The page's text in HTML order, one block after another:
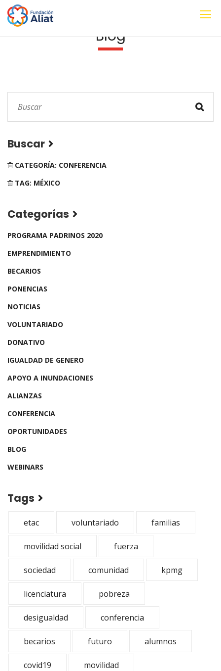
Blog
Buscar
CATEGORÍA: CONFERENCIA
TAG: MÉXICO
Categorías
PROGRAMA PADRINOS 2020
EMPRENDIMIENTO
BECARIOS
PONENCIAS
NOTICIAS
VOLUNTARIADO
DONATIVO
IGUALDAD DE GENERO
APOYO A INUNDACIONES
ALIANZAS
CONFERENCIA
OPORTUNIDADES
BLOG
WEBINARS
Tags
etac voluntariado familias
movilidad social fuerza
sociedad comunidad kpmg
licenciatura pobreza
desigualdad conferencia
becarios futuro alumnos
covid19 movilidad